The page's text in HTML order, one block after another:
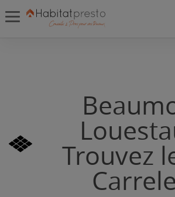
Trouvez